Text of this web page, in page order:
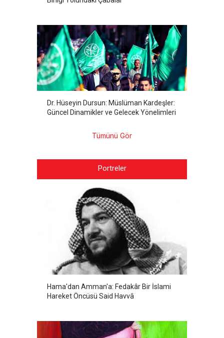
Dr. Hüseyin Dursun: Müslüman Kardeşler:
Güncel Dinamikler ve Gelecek Yönelimleri
Tümünü Gör
Portreler
Hama'dan Amman'a: Fedakâr Bir İslami
Hareket Öncüsü Said Havvâ